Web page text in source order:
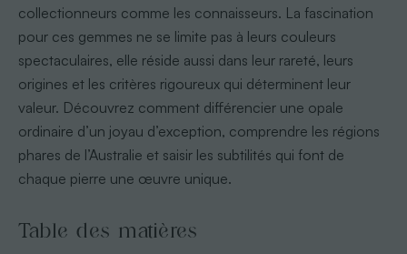
collectionneurs comme les connaisseurs. La fascination
pour ces gemmes ne se limite pas à leurs couleurs
spectaculaires, elle réside aussi dans leur rareté, leurs
origines et les critères rigoureux qui déterminent leur
valeur. Découvrez comment différencier une opale
ordinaire d’un joyau d’exception, comprendre les régions
phares de l’Australie et saisir les subtilités qui font de
chaque pierre une œuvre unique.
Table des matières